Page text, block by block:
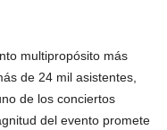
multipropósito más
de 24 mil asistentes,
de los conciertos
del evento promete